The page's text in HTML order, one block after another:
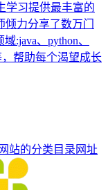
学习提供最丰富的
力分享了数万门
:java、python、
帮助每个渴望成长
站的分类目录网址